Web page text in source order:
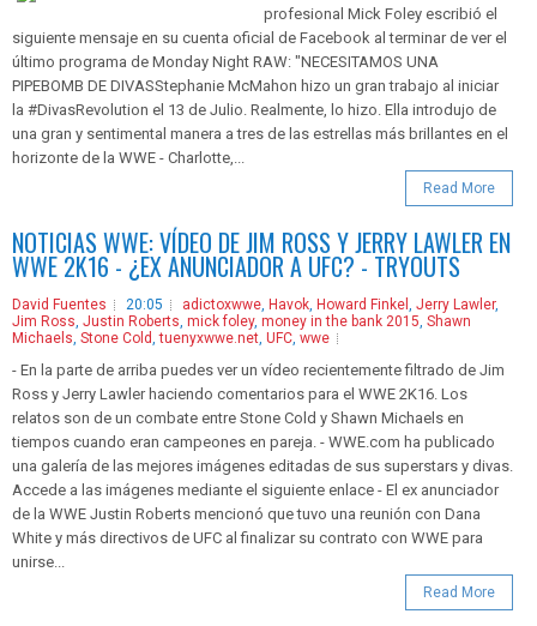
profesional Mick Foley escribió el
siguiente mensaje en su cuenta oficial de Facebook al terminar de ver el
último programa de Monday Night RAW: "NECESITAMOS UNA
PIPEBOMB DE DIVASStephanie McMahon hizo un gran trabajo al iniciar
la #DivasRevolution el 13 de Julio. Realmente, lo hizo. Ella introdujo de
una gran y sentimental manera a tres de las estrellas más brillantes en el
horizonte de la WWE - Charlotte,...
Read More
NOTICIAS WWE: VÍDEO DE JIM ROSS Y JERRY LAWLER EN
WWE 2K16 - ¿EX ANUNCIADOR A UFC? - TRYOUTS
David Fuentes 20:05 adictoxwwe Havok Howard Finkel Jerry Lawler,
Jim Ross Justin Roberts mick foley, money in the bank 2015 Shawn
Michaels Stone Cold ,tuenyxwwe.net UFC wwe
- En la parte de arriba puedes ver un vídeo recientemente filtrado de Jim
Ross y Jerry Lawler haciendo comentarios para el WWE 2K16. Los
relatos son de un combate entre Stone Cold y Shawn Michaels en
tiempos cuando eran campeones en pareja. - WWE.com ha publicado
una galería de las mejores imágenes editadas de sus superstars y divas.
Accede a las imágenes mediante el siguiente enlace - El ex anunciador
de la WWE Justin Roberts mencionó que tuvo una reunión con Dana
White y más directivos de UFC al finalizar su contrato con WWE para
unirse...
Read More